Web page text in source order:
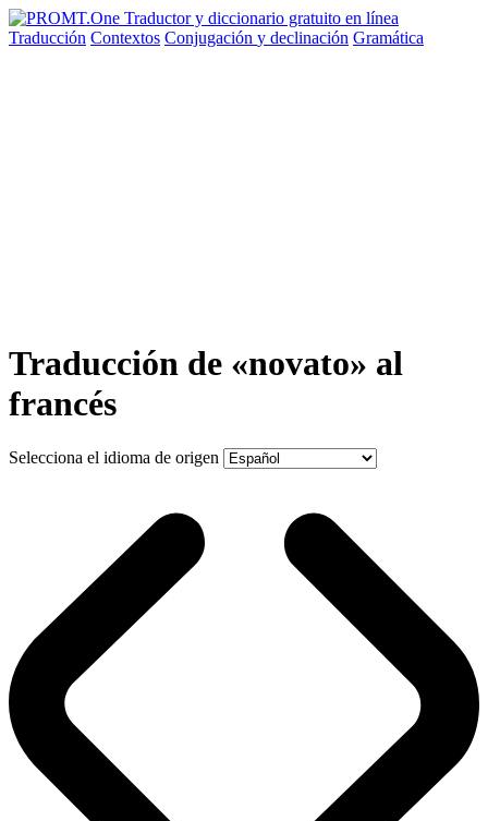
Traducción Contextos Conjugación y declinación Gramática
Traducción de «novato» al
francés
Selecciona el idioma de origen